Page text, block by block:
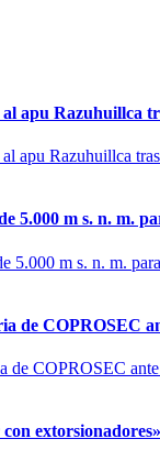
apu Razuhuillca
5.000 m s. n. m.
de COPROSEC